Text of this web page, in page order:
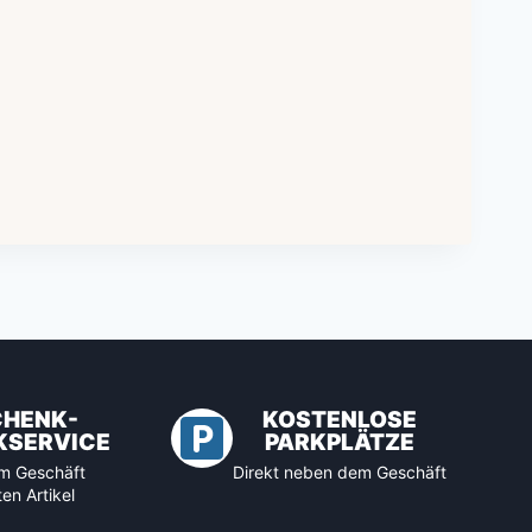
Geschäft
Artikel
KOSTENLOSE
PARKPLÄTZE
Direkt neben dem Geschäft